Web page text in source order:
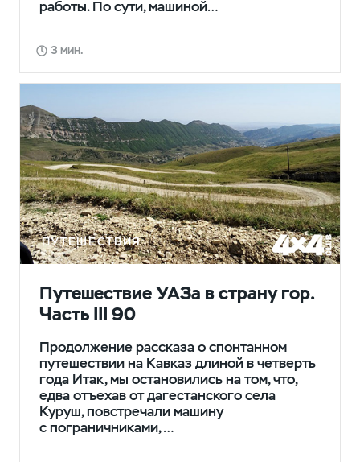
работы. По сути, машиной…
3 мин.
ПУТЕШЕСТВИЯ
Путешествие УАЗа в страну гор.
Часть III 90
Продолжение рассказа о спонтанном
путешествии на Кавказ длиной в четверть
года Итак, мы остановились на том, что,
едва отъехав от дагестанского села
Куруш, повстречали машину
с пограничниками,…